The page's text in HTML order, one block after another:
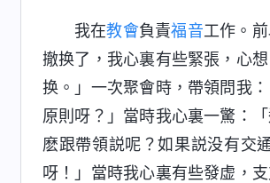
我在教會負責福音工作。
撤换了，我心裏有些緊張，心
换。」一次聚會時，帶領問我
原則呀？」當時我心裏一驚：
麽跟帶領説呢？如果説没有交
呀！」當時我心裏有些發虚，